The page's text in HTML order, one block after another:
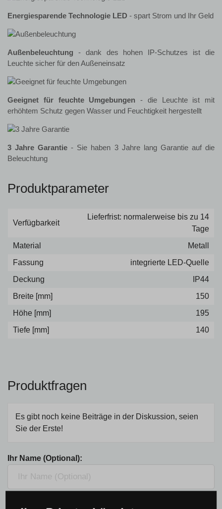
Energiesparende Technologie LED - spart Strom und Ihr Geld
Außenbeleuchtung - dank des hohen IP-Schutzes ist die
Leuchte sicher für den Außeneinsatz
Geeignet für feuchte Umgebungen - die Leuchte ist mit
erhöhtem Schutz gegen Wasser und Feuchtigkeit hergestellt
3 Jahre Garantie - Sie haben 3 Jahre lang Garantie auf die
Beleuchtung
Produktparameter
Verfügbarkeit
Lieferfrist: normalerweise bis zu 14
Tage
Material
Metall
Fassung
integrierte LED-Quelle
Deckung
IP44
Breite [mm]
150
Höhe [mm]
195
Tiefe [mm]
140
Produktfragen
Es gibt noch keine Beiträge in der Diskussion, seien
Sie der Erste!
Ihr Name (Optional):